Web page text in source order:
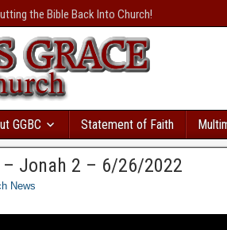
с большой
вы пойдете в
сразу же. Там даже
база
Кредит без відмови і
моментально
с автоматическим
the Bible Back Into Church!
GGBC Statement of Faith
– Jonah 2 – 6/26/2022
News